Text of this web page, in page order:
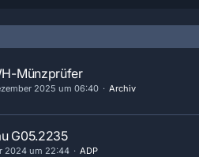
Münzprüfer
2025 um 06:40 Archiv
G05.2235
2024 um 22:44 ADP